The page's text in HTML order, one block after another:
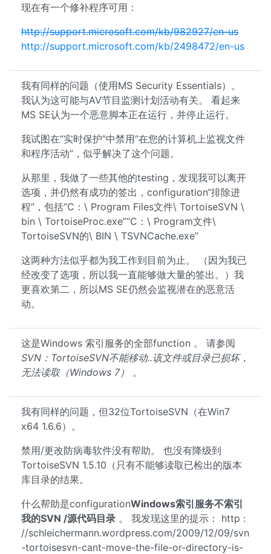
现在有一个修补程序可用：
http://support.microsoft.com/kb/982927/en-us
http://support.microsoft.com/kb/2498472/en-us
我有同样的问题（使用MS Security Essentials）。
我认为这可能与AV节目监测计划活动有关。 看起来
MS SE认为一个恶意脚本正在运行，并停止运行。
我试图在“实时保护”中禁用“在您的计算机上监视文件
和程序活动”，似乎解决了这个问题。
从那里，我做了一些其他的testing，发现我可以离开
选项，并仍然有成功的签出，configuration“排除进
程”，包括“C：\ Program Files文件\ TortoiseSVN \
bin \ TortoiseProc.exe”“C：\ Program文件\
TortoiseSVN的\ BIN \ TSVNCache.exe”
这两种方法似乎都为我工作到目前为止。 （因为我已
经改变了选项，所以我一直能够做大量的签出。）我
更喜欢第二，所以MS SE仍然会监视潜在的恶意活
动。
这是Windows 索引服务的全部function 。 请参阅
SVN：TortoiseSVN不能移动..该文件或目录已损坏，
无法读取（Windows 7）
。
我有同样的问题，但32位TortoiseSVN（在Win7
x64 1.6.6）。
禁用/更改防病毒软件没有帮助。 也没有降级到
TortoiseSVN 1.5.10（只有不能够读取已检出的版本
库目录的结果。
什么帮助是configurationWindows索引服务不索引
我的SVN /源代码目录 。 我发现这里的提示： http :
//schleichermann.wordpress.com/2009/12/09/svn
-tortoisesvn-cant-move-the-file-or-directory-is-